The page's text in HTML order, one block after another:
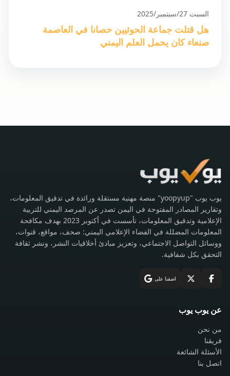
السبت 27/سبتمبر/2025
هل قتلت جماعة الحوثيين حصانا في العاصمة
صنعاء كان يحمل العلم اليمني
يوب يوب "yoopyup" منصة مهنية مستقلة ورائدة في تدقيق المعلومات،
وتقارير المصادر المفتوحة في اليمن تصدر عن المرصد اليمني للتربية
الإعلامية وتدقيق المعلومات، تأسست في أكتوبر 2023 بهدف مكافحة
المعلومات المضللة في الفضاء الإعلامي اليمني: صحف، مواقع، قنوات،
ووسائل التواصل الاجتماعي، وتعزيز مبادئ أخلاقيات النشر، ونشر ثقافة
التحقق بكل شفافية.
اضفنا على
عن يوب يوب
من نحن
فريقنا
الأسئلة الشائعة
اتصل بنا